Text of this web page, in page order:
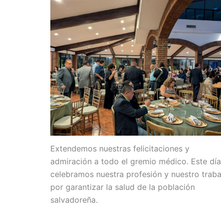
Extendemos nuestras felicitaciones y
admiración a todo el gremio médico. Este día
celebramos nuestra profesión y nuestro
por garantizar la salud de la población
salvadoreña.